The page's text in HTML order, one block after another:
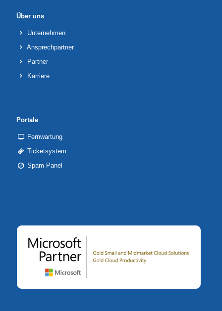
Über uns
Unternehmen
Ansprechpartner
Partner
Karriere
Portale
Fernwartung
Ticketsystem
Spam Panel